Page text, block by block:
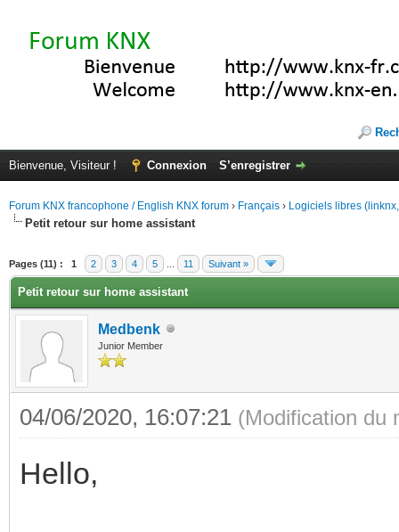
Bienvenue, Visiteur ! Connexion S’enregistrer
Forum KNX francophone / English KNX forum › Français › Logiciels libres
Petit retour sur home assistant
Pages (11) : 1 2 3 4 5 11 Suivant »
Petit retour sur home assistant
Medbenk
Junior Member
04/06/2020, 16:07:21 (Modification du
Hello,